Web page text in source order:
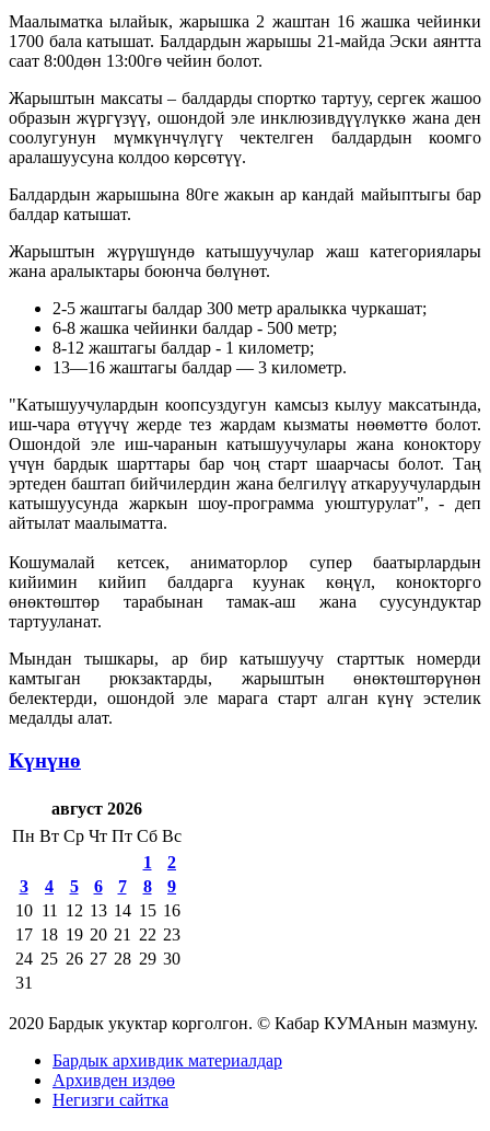
Маалыматка ылайык, жарышка 2 жаштан 16 жашка чейинки
1700 бала катышат. Балдардын жарышы 21-майда Эски аянтта
саат 8:00дөн 13:00гө чейин болот.
Жарыштын максаты – балдарды спортко тартуу, сергек жашоо
образын жүргүзүү, ошондой эле инклюзивдүүлүккө жана ден
соолугунун мүмкүнчүлүгү чектелген балдардын коомго
аралашуусуна колдоо көрсөтүү.
Балдардын жарышына 80ге жакын ар кандай майыптыгы бар
балдар катышат.
Жарыштын жүрүшүндө катышуучулар жаш категориялары
жана аралыктары боюнча бөлүнөт.
2-5 жаштагы балдар 300 метр аралыкка чуркашат;
6-8 жашка чейинки балдар - 500 метр;
8-12 жаштагы балдар - 1 километр;
13—16 жаштагы балдар — 3 километр.
"Катышуучулардын коопсуздугун камсыз кылуу максатында,
иш-чара өтүүчү жерде тез жардам кызматы нөөмөттө болот.
Ошондой эле иш-чаранын катышуучулары жана коноктору
үчүн бардык шарттары бар чоң старт шаарчасы болот. Таң
эртеден баштап бийчилердин жана белгилүү аткаруучулардын
катышуусунда жаркын шоу-программа уюштурулат", - деп
айтылат маалыматта.
Кошумалай кетсек, аниматорлор супер баатырлардын
кийимин кийип балдарга куунак көңүл, конокторго
өнөктөштөр тарабынан тамак-аш жана суусундуктар
тартууланат.
Мындан тышкары, ар бир катышуучу старттык номерди
камтыган рюкзактарды, жарыштын өнөктөштөрүнөн
белектерди, ошондой эле марага старт алган күнү эстелик
медалды алат.
Күнүнө
август 2026
Пн Вт Ср Чт Пт Сб Вс
1
2
3
4 5 6 7 8
9
10 11 12 13 14 15 16
17 18 19 20 21 22 23
24 25 26 27 28 29 30
31
2020 Бардык укуктар корголгон. © Кабар КУМАнын мазмуну.
Бардык архивдик материалдар
Архивден издөө
Негизги сайтка